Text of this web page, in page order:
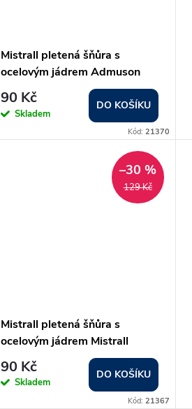
Mistrall pletená šňůra s
ocelovým jádrem Admuson
Steel Core průměr: 0,18 mm
90 Kč
Skladem
DO KOŠÍKU
Kód: 21370
129 Kč
–30 %
Mistrall pletená šňůra s
ocelovým jádrem Mistrall
Admuson Steel Core průměr:
0,12 mm
90 Kč
Skladem
DO KOŠÍKU
Kód: 21367